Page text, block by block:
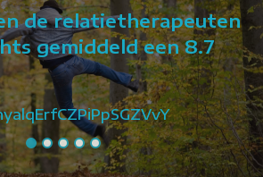
de relatietherapeuten
gemiddeld een 8.7